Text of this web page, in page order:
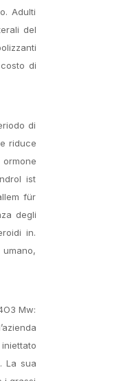
Adulti
del
di
di
riduce
ist
für
degli
in.
Mw:
La sua